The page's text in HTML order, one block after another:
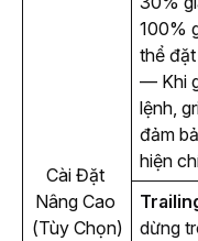
Cài Đặt
Nâng Cao
(Tùy Chọn)
100%
thể đặt
— Khi
lệnh,
đảm
hiện
dừng